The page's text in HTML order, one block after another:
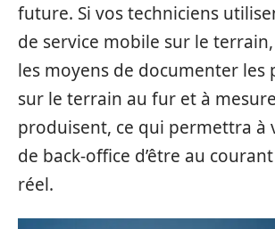
future. Si vos techniciens
de service mobile sur le
les moyens de documenter les
sur le terrain au fur et à mesure
produisent, ce qui permettra à
de back-office d’être au
réel.